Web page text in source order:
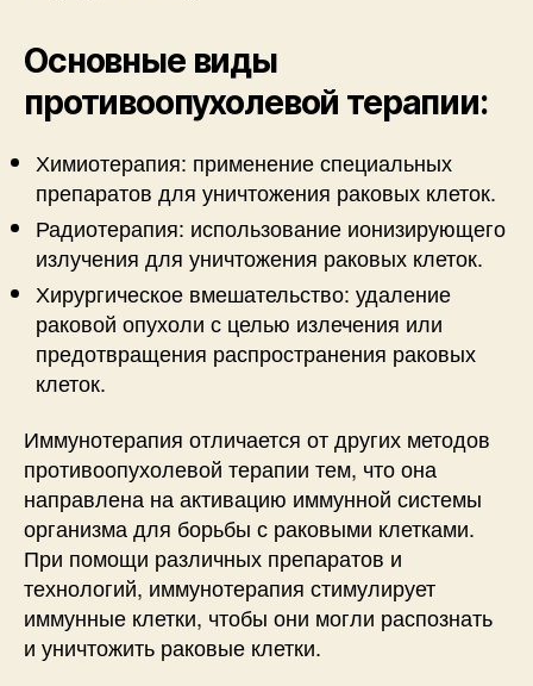
Основные виды
противоопухолевой терапии:
Химиотерапия: применение специальных
препаратов для уничтожения раковых клеток.
Радиотерапия: использование ионизирующего
излучения для уничтожения раковых клеток.
Хирургическое вмешательство: удаление
раковой опухоли с целью излечения или
предотвращения распространения раковых
клеток.
Иммунотерапия отличается от других методов
противоопухолевой терапии тем, что она
направлена на активацию иммунной системы
организма для борьбы с раковыми клетками.
При помощи различных препаратов и
технологий, иммунотерапия стимулирует
иммунные клетки, чтобы они могли распознать
и уничтожить раковые клетки.